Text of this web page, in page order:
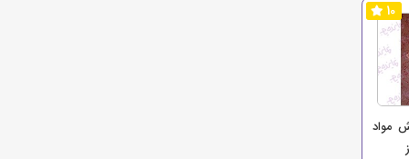
10
مواد